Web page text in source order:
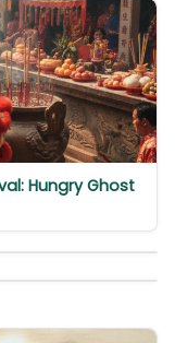
Hungry Ghost